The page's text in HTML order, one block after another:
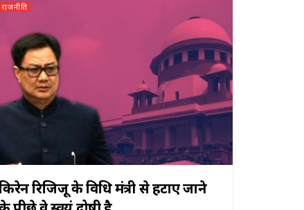
राजनीति
रिजिजू के विधि मंत्री से हटाए जाने